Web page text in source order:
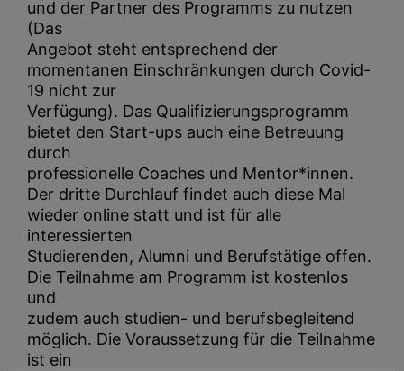
und der Partner des Programms zu nutzen
(Das
Angebot steht entsprechend der
momentanen Einschränkungen durch Covid-
19 nicht zur
Verfügung). Das Qualifizierungsprogramm
bietet den Start-ups auch eine Betreuung
durch
professionelle Coaches und Mentor*innen.
Der dritte Durchlauf findet auch diese Mal
wieder online statt und ist für alle
interessierten
Studierenden, Alumni und Berufstätige offen.
Die Teilnahme am Programm ist kostenlos
und
zudem auch studien- und berufsbegleitend
möglich. Die Voraussetzung für die Teilnahme
ist ein